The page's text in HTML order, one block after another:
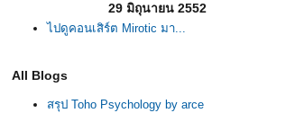
29 มิถุนายน 2552
ไปดูคอนเสิร์ต Mirotic มา...
All Blogs
สรุป Toho Psychology by arce